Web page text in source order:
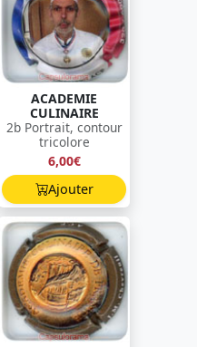
ACADEMIE
CULINAIRE
2b Portrait, contour
tricolore
6,00€
Ajouter